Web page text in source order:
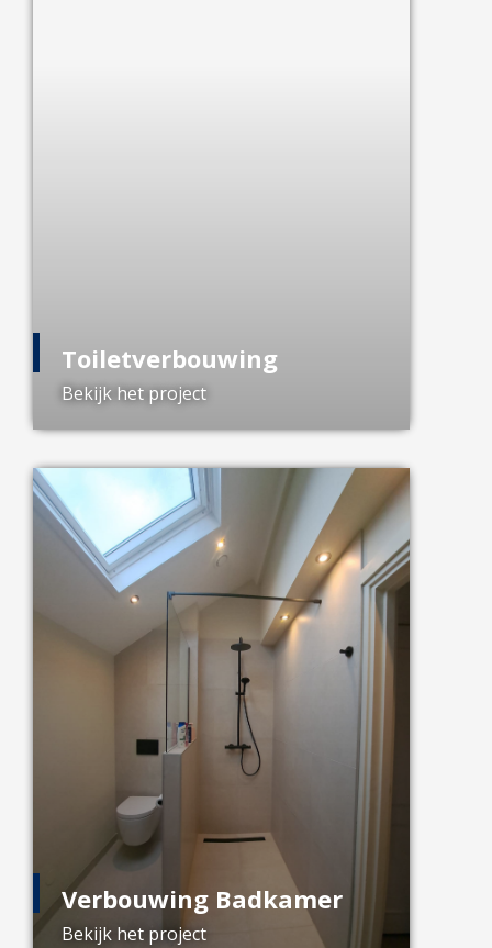
Toiletverbouwing
Bekijk het project
Verbouwing Badkamer
Bekijk het project